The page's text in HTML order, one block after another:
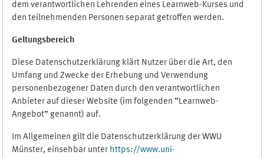
dem verantwortlichen Lehrenden eines Learnweb-Kurses und
den teilnehmenden Personen separat getroffen werden.
Geltungsbereich
Diese Datenschutzerklärung klärt Nutzer über die Art, den
Umfang und Zwecke der Erhebung und Verwendung
personenbezogener Daten durch den verantwortlichen
Anbieter auf dieser Website (im folgenden “Learnweb-
Angebot” genannt) auf.
Im Allgemeinen gilt die Datenschutzerklärung der WWU
Münster, einsehbar unter https://www.uni-